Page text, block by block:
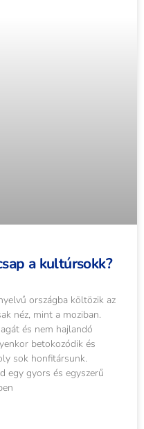
a kultúrsokk?
országba költözik az
néz, mint a moziban.
és nem hajlandó
betokozódik és
sok honfitársunk.
egy gyors és egyszerű